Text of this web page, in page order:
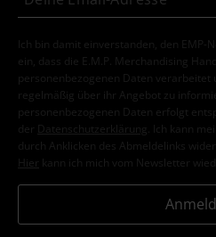
Ich bin damit einverstanden, den
ein, dass die E.M.P. Merchandising
personenbezogenen Daten verarbeitet
regelmäßig über ihr Angebot zu
personenbezogenen Daten erfolgt
der
Datenschutzerklärung
. Ich kann
durch Anklicken des Abmeldelinks
Hier kann ich mich vom Newsletter